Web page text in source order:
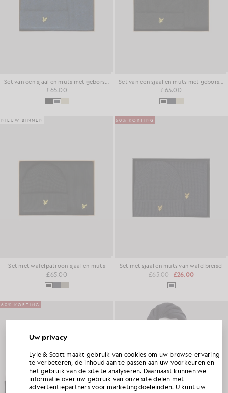
Set van een sjaal en muts met geborstelde afwerking
£65.00
Set van een sjaal en muts met geborstelde afwerking
£65.00
NIEUW BINNEN
Set met wafelpatroon sjaal en muts
£65.00
60% KORTING
Set met sjaal en muts van wafelbreisel
£65.00 £26.00
60% KORTING
Uw privacy
Lyle & Scott maakt gebruik van cookies om uw browse-ervaring
te verbeteren, de inhoud aan te passen aan uw voorkeuren en
het gebruik van de site te analyseren. Daarnaast kunnen we
informatie over uw gebruik van onze site delen met
advertentiepartners voor marketingdoeleinden. U kunt uw
ONTVANG 15% KORTING OP JE EERSTE
BESTELLING
Word lid van Club Lyle & Scott en ontvang als eerste informatie over nieuwe collecties,
samenwerkingen en seizoensuitverkoop exclusief voor leden, plus een unieke
welkomstcode waarmee je 15% korting krijgt.